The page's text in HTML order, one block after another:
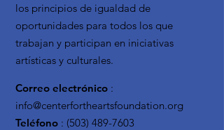
los principios de igualdad de
oportunidades para todos los que
trabajan y participan en iniciativas
artísticas y culturales.
Correo electrónico :
info@centerfortheartsfoundation.org
Teléfono : (503) 489-7603